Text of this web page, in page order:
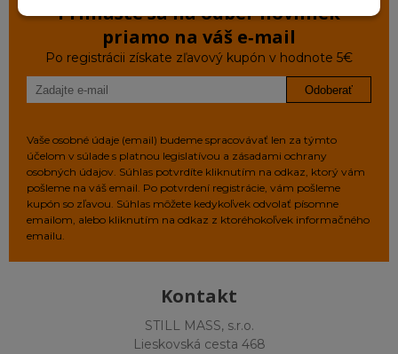
Prihláste sa na odber noviniek
priamo na váš e‑mail
Po registrácii získate zľavový kupón v hodnote 5€
Odoberať
Vaše osobné údaje (email) budeme spracovávať len za týmto
účelom v súlade s platnou legislatívou a zásadami ochrany
osobných údajov. Súhlas potvrdíte kliknutím na odkaz, ktorý vám
pošleme na váš email. Po potvrdení registrácie, vám pošleme
kupón so zľavou. Súhlas môžete kedykoľvek odvolať písomne
emailom, alebo kliknutím na odkaz z ktoréhokoľvek informačného
emailu.
Kontakt
STILL MASS, s.r.o.
Lieskovská cesta 468